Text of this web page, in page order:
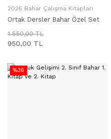
SEPETE EKLE
2026 Bahar Çalışma Kitapları
Ortak Dersler Bahar Özel Set
1.550,00 TL
950,00 TL
%36